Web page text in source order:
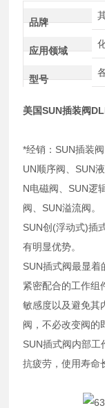
品牌
应用领域
型号
美国SUN插装阀
*经销：SUN插装
UN顺序阀、SUN
N电磁阀、SUN逻
阀、SUN溢流阀。
SUN创(浮动式)插
有明显优势。
SUN插式阀最显
紧密配合的工作组
敏感度以及避免其
阀，不必改变阀的
SUN插式阀内部工
抗疲劳，使用寿命